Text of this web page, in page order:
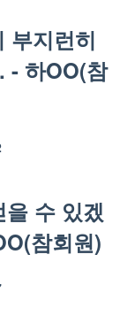
부지런히
- 하OO(참
수 있겠
참회원)